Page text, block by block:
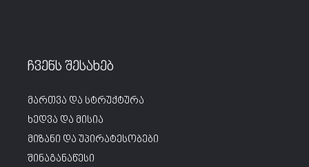
ჩვენს შესახებ
მართვა და სტრუქტურა
ხედვა და მისია
მიზანი და უპირატესობები
შინაგანაწესი